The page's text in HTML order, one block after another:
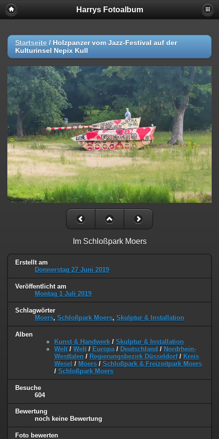
Harrys Fotoalbum
Startseite / Holzpanzer vom Jazz-Festival auf der
Kulturinsel Nepix Kull
Im Schloßpark Moers
Erstellt am
Donnerstag 27 Juni 2019
Veröffentlicht am
Montag 1 Juli 2019
Schlagwörter
Moers, Schloßpark Moers, Skulptur & Installation
Alben
Kunst & Handwerk / Skulptur & Installation
Welt / Welt / Europa / Deutschland / Nordrhein-
Westfalen / Regierungsbezirk Düsseldorf/ Kreis
Wesel / Moers / Schloßpark & Freizeitpark Moers
/ Schloßpark Moers
Besuche
604
Bewertung
noch keine Bewertung
Foto bewerten